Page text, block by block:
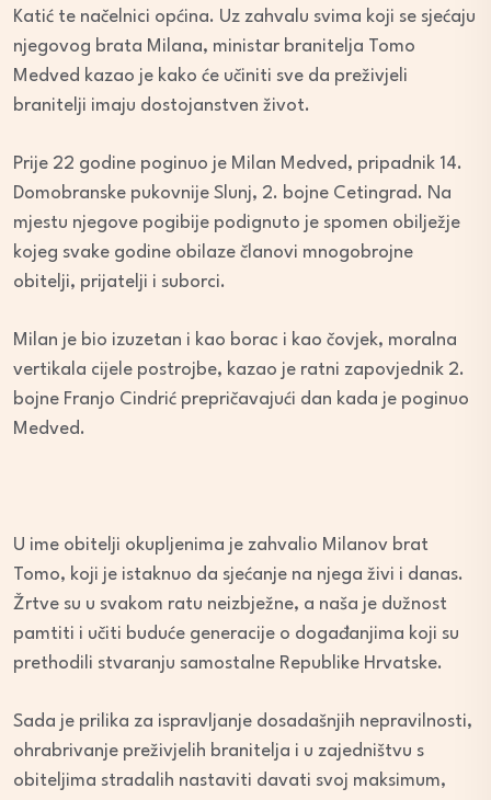
Katić te načelnici općina. Uz zahvalu svima koji se sjećaju
njegovog brata Milana, ministar branitelja Tomo
Medved kazao je kako će učiniti sve da preživjeli
branitelji imaju dostojanstven život.
Prije 22 godine poginuo je Milan Medved, pripadnik 14.
Domobranske pukovnije Slunj, 2. bojne Cetingrad. Na
mjestu njegove pogibije podignuto je spomen obilježje
kojeg svake godine obilaze članovi mnogobrojne
obitelji, prijatelji i suborci.
Milan je bio izuzetan i kao borac i kao čovjek, moralna
vertikala cijele postrojbe, kazao je ratni zapovjednik 2.
bojne Franjo Cindrić prepričavajući dan kada je poginuo
Medved.
U ime obitelji okupljenima je zahvalio Milanov brat
Tomo, koji je istaknuo da sjećanje na njega živi i danas.
Žrtve su u svakom ratu neizbježne, a naša je dužnost
pamtiti i učiti buduće generacije o događanjima koji su
prethodili stvaranju samostalne Republike Hrvatske.
Sada je prilika za ispravljanje dosadašnjih nepravilnosti,
ohrabrivanje preživjelih branitelja i u zajedništvu s
obiteljima stradalih nastaviti davati svoj maksimum,